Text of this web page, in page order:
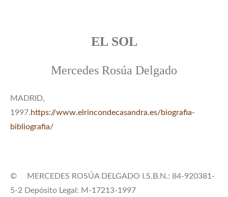
EL SOL
Mercedes Rosúa Delgado
MADRID,
1997.https://www.elrincondecasandra.es/biografia-
bibliografia/
© MERCEDES ROSÚA DELGADO I.S.B.N.: 84-920381-
5-2 Depósito Legal: M-17213-1997